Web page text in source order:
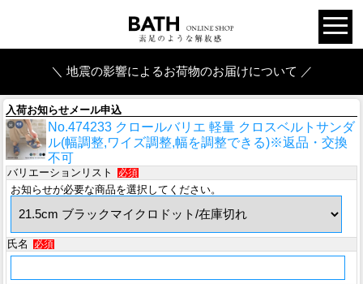
＼ 地震の影響によるお荷物のお届けについて ／
入荷お知らせメール申込
No.474233 クロールバリエ 軽量 クロスベルトサンダ
ル(幅調整,ワイズ調整,幅を調整できる)※返品・交換
不可
バリエーションリスト 必須
お知らせが必要な商品を選択してください。
氏名 必須